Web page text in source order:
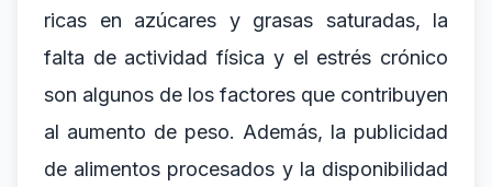
ricas en azúcares y grasas saturadas, la
falta de actividad física y el estrés crónico
son algunos de los factores que contribuyen
al aumento de peso. Además, la publicidad
de alimentos procesados y la disponibilidad